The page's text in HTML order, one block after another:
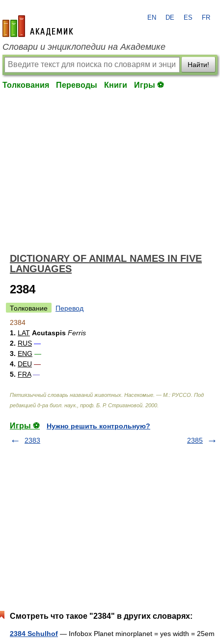
academic.ru
EN DE ES FR
Словари и энциклопедии на Академике
Найти!
Толкования Переводы Книги Игры ⚽
DICTIONARY OF ANIMAL NAMES IN FIVE
LANGUAGES
2384
Толкование
Перевод
2384
1. LAT Acutaspis Ferris
2. RUS —
3. ENG —
4. DEU —
5. FRA —
Пятиязычный словарь названий животных. Насекомые. — М.: РУССО Под
редакцией д-ра биол. наук., проф. Б. Р. Стригановой 2000
Игры ⚽
Нужно решить контрольную?
2383
2385
Смотреть что такое "2384" в других словарях:
2384 Schulhof — Infobox Planet minorplanet = yes width = 25em